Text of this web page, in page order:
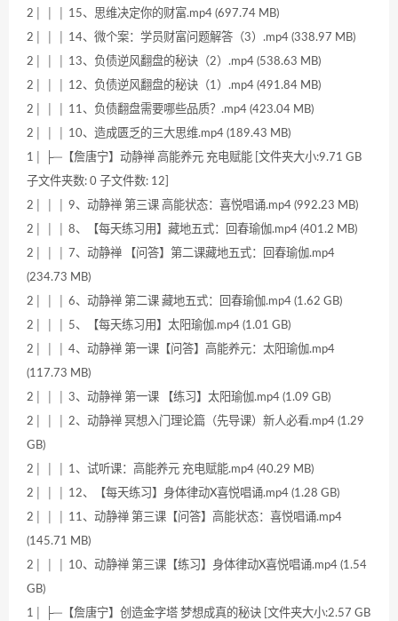
2│ │ │ 15、思维决定你的财富.mp4 (697.74 MB)
2│ │ │ 14、微个案：学员财富问题解答（3）.mp4 (338.97 MB)
2│ │ │ 13、负债逆风翻盘的秘诀（2）.mp4 (538.63 MB)
2│ │ │ 12、负债逆风翻盘的秘诀（1）.mp4 (491.84 MB)
2│ │ │ 11、负债翻盘需要哪些品质？.mp4 (423.04 MB)
2│ │ │ 10、造成匮乏的三大思维.mp4 (189.43 MB)
1│ ├─【詹唐宁】动静禅 高能养元 充电赋能 [文件夹大小:9.71 GB
子文件夹数: 0 子文件数: 12]
2│ │ │ 9、动静禅 第三课 高能状态：喜悦唱诵.mp4 (992.23 MB)
2│ │ │ 8、【每天练习用】藏地五式：回春瑜伽.mp4 (401.2 MB)
2│ │ │ 7、动静禅 【问答】第二课藏地五式：回春瑜伽.mp4
(234.73 MB)
2│ │ │ 6、动静禅 第二课 藏地五式：回春瑜伽.mp4 (1.62 GB)
2│ │ │ 5、【每天练习用】太阳瑜伽.mp4 (1.01 GB)
2│ │ │ 4、动静禅 第一课【问答】高能养元：太阳瑜伽.mp4
(117.73 MB)
2│ │ │ 3、动静禅 第一课 【练习】太阳瑜伽.mp4 (1.09 GB)
2│ │ │ 2、动静禅 冥想入门理论篇（先导课）新人必看.mp4 (1.29
GB)
2│ │ │ 1、试听课：高能养元 充电赋能.mp4 (40.29 MB)
2│ │ │ 12、【每天练习】身体律动X喜悦唱诵.mp4 (1.28 GB)
2│ │ │ 11、动静禅 第三课【问答】高能状态：喜悦唱诵.mp4
(145.71 MB)
2│ │ │ 10、动静禅 第三课【练习】身体律动X喜悦唱诵.mp4 (1.54
GB)
1│ ├─【詹唐宁】创造金字塔 梦想成真的秘诀 [文件夹大小:2.57 GB